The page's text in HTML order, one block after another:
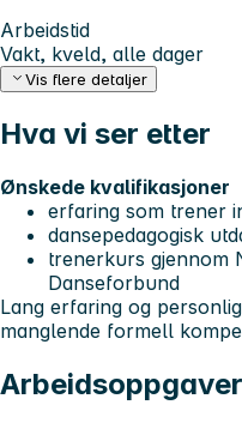
Arbeidstid
Vakt, kveld, alle dager
Vis flere detaljer
Hva vi ser etter
Ønskede kvalifikasjoner
erfaring som trener
dansepedagogisk
trenerkurs gjennom
Danseforbund
Lang erfaring og
manglende formell
Arbeidsoppgaver